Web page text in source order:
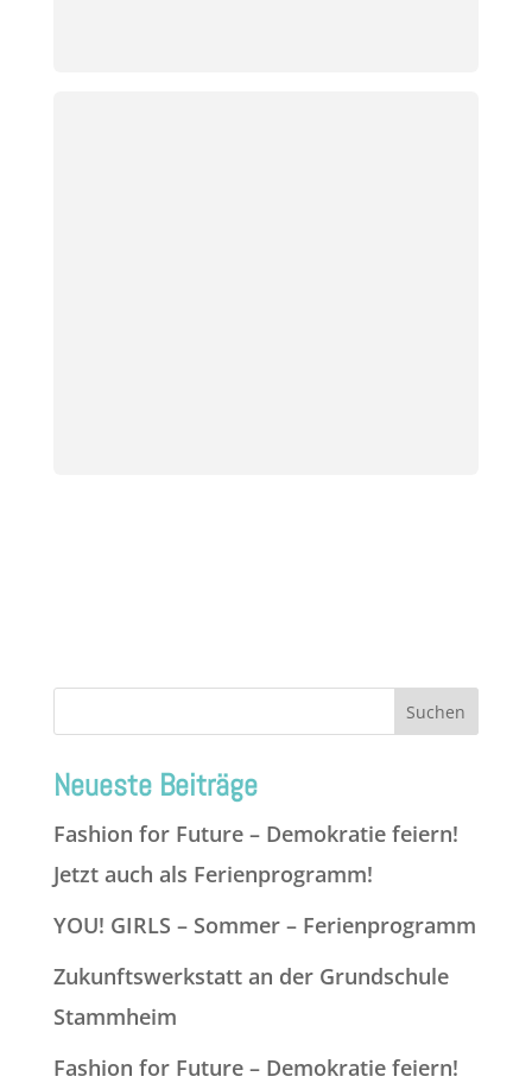
Suchen
Neueste Beiträge
Fashion for Future – Demokratie feiern!
Jetzt auch als Ferienprogramm!
YOU! GIRLS – Sommer – Ferienprogramm
Zukunftswerkstatt an der Grundschule
Stammheim
Fashion for Future – Demokratie feiern!